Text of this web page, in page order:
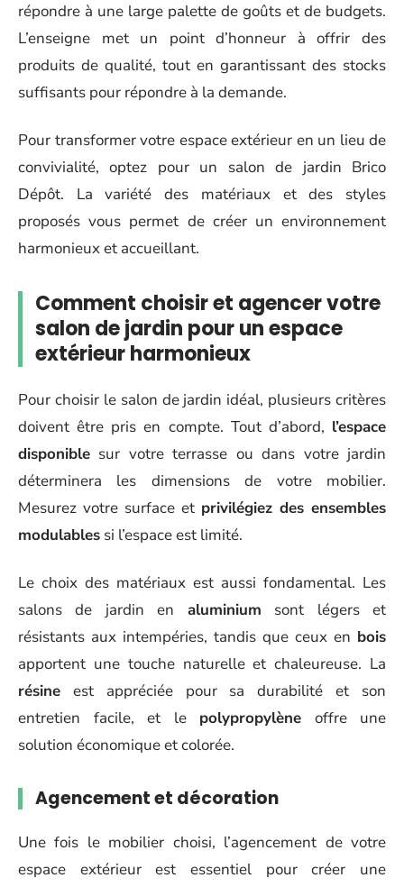
répondre à une large palette de goûts et de budgets.
L’enseigne met un point d’honneur à offrir des
produits de qualité, tout en garantissant des stocks
suffisants pour répondre à la demande.
Pour transformer votre espace extérieur en un lieu de
convivialité, optez pour un salon de jardin Brico
Dépôt. La variété des matériaux et des styles
proposés vous permet de créer un environnement
harmonieux et accueillant.
Comment choisir et agencer votre
salon de jardin pour un espace
extérieur harmonieux
Pour choisir le salon de jardin idéal, plusieurs critères
doivent être pris en compte. Tout d’abord, l’espace
disponible sur votre terrasse ou dans votre jardin
déterminera les dimensions de votre mobilier.
Mesurez votre surface et privilégiez des ensembles
modulables si l’espace est limité.
Le choix des matériaux est aussi fondamental. Les
salons de jardin en aluminium sont légers et
résistants aux intempéries, tandis que ceux en bois
apportent une touche naturelle et chaleureuse. La
résine est appréciée pour sa durabilité et son
entretien facile, et le polypropylène offre une
solution économique et colorée.
Agencement et décoration
Une fois le mobilier choisi, l’agencement de votre
espace extérieur est essentiel pour créer une